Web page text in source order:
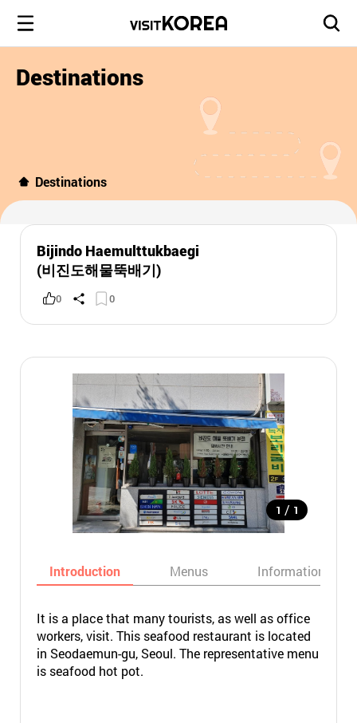
Destinations
Destinations
Bijindo Haemulttukbaegi
(비진도해물뚝배기)
0 0
1 / 1
Introduction Menus Informations
It is a place that many tourists, as well as office
workers, visit. This seafood restaurant is located
in Seodaemun-gu, Seoul. The representative menu
is seafood hot pot.